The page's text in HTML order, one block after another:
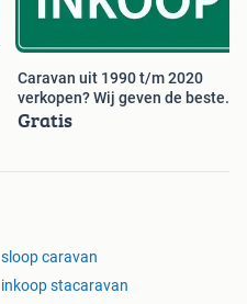
560 UK 560 UKf 560 UL
UML 720 KFUBouwjaar:
1991 1992 1993 1994
2001 2002 2003 2004
2011 2012 2013 2014
Caravan uit 1990 t/m 2020
verkopen? Wij geven de beste
prijs
Gratis
sloop caravan
inkoop stacaravan